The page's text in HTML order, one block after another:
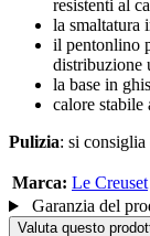
resistenti al
la smaltatura
il pentonlino
distribuzione
la base in
calore stabile
Pulizia: si consiglia
Marca: Le Creuset
Garanzia del
Valuta questo